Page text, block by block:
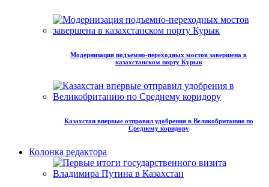
Модернизация подъемно-переходных мостов завершена в
казахстанском порту Курык
Казахстан впервые отправил удобрения в Великобританию по
Среднему коридору
Колонка редактора